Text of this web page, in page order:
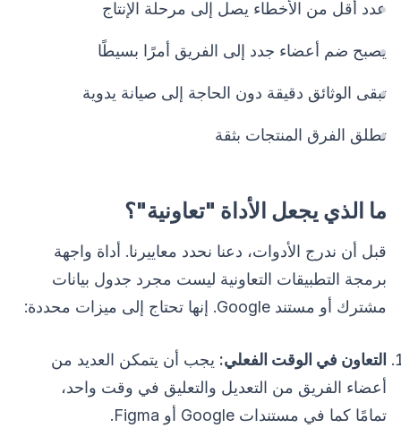
عدد أقل من الأخطاء يصل إلى مرحلة الإنتاج
يصبح ضم أعضاء جدد إلى الفريق أمرًا بسيطًا
تبقى الوثائق دقيقة دون الحاجة إلى صيانة يدوية
تطلق الفرق المنتجات بثقة
ما الذي يجعل الأداة "تعاونية"؟
قبل أن ندرج الأدوات، دعنا نحدد معاييرنا. أداة واجهة
برمجة التطبيقات التعاونية ليست مجرد جدول بيانات
مشترك أو مستند Google. إنها تحتاج إلى ميزات محددة:
التعاون في الوقت الفعلي: يجب أن يتمكن العديد من
أعضاء الفريق من التعديل والتعليق في وقت واحد،
تمامًا كما في مستندات Google أو Figma.